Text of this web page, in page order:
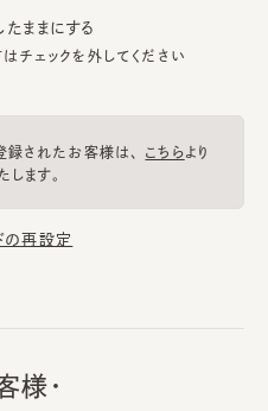
たままにする
チェックを外してください
されたお客様は、 こちらより
ます。
の再設定
様・